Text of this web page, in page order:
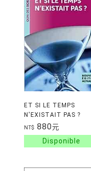
ET SI LE TEMPS
N'EXISTAIT PAS ?
NT$ 880元